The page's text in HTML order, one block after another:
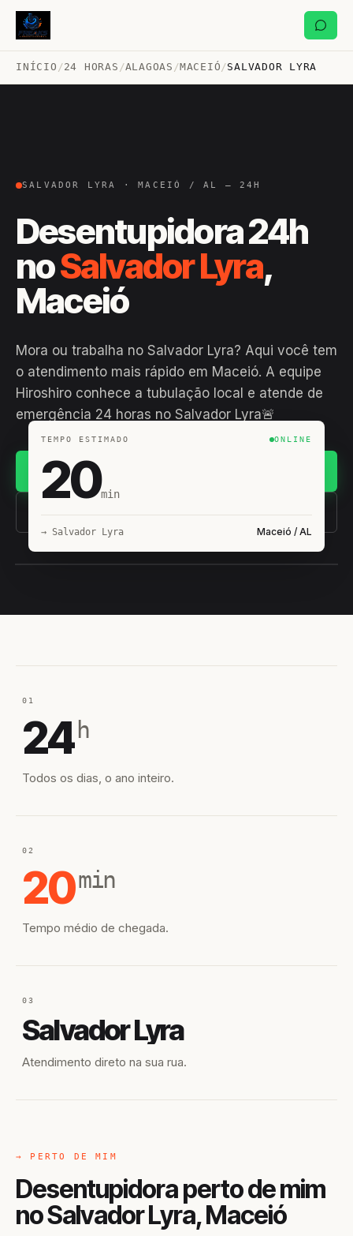
INÍCIO /24 HORAS /ALAGOAS /MACEIÓ /SALVADOR LYRA
SALVADOR LYRA · MACEIÓ / AL — 24H
Desentupidora 24h
noSalvador Lyra,
Maceió
Mora ou trabalha no Salvador Lyra? Aqui você tem
o atendimento mais rápido em Maceió. A equipe
Hiroshiro conhece a tubulação local e atende de
emergência 24 horas no Salvador Lyra🚨
(11) 93407-8838
TEMPO ESTIMADO ONLINE
20min
→ Salvador Lyra Maceió / AL
01
24 h
Todos os dias, o ano inteiro.
02
20min
Tempo médio de chegada.
03
Salvador Lyra
Atendimento direto na sua rua.
→ PERTO DE MIM
Desentupidora perto de mim
no Salvador Lyra, Maceió